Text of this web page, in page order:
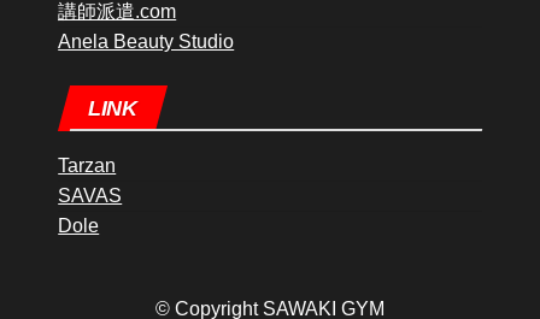
講師派遣.com
Anela Beauty Studio
LINK
Tarzan
SAVAS
Dole
© Copyright SAWAKI GYM